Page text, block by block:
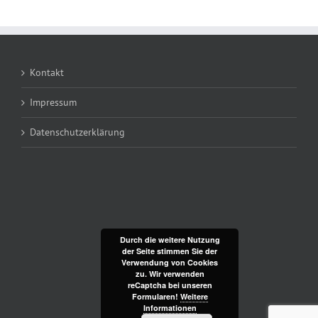
Kontakt
Impressum
Datenschutzerklärung
Durch die weitere Nutzung
der Seite stimmen Sie der
Verwendung von Cookies
zu. Wir verwenden
reCaptcha bei unseren
Formularen! Weitere
Informationen